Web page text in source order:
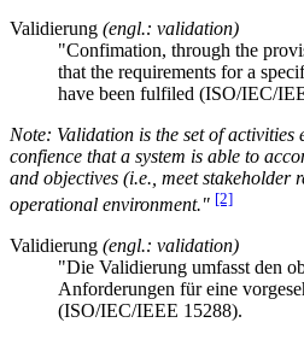
Validierung (engl.: validation)
"Confimation, through the
that the requirements for a
have been fulfiled (ISO/IEC/
Note: Validation is the set of activities
confience that a system is able to
and objectives (i.e., meet stakeholder
operational environment." [2]
Validierung (engl.: validation)
"Die Validierung umfasst den
Anforderungen für eine
(ISO/IEC/IEEE 15288).